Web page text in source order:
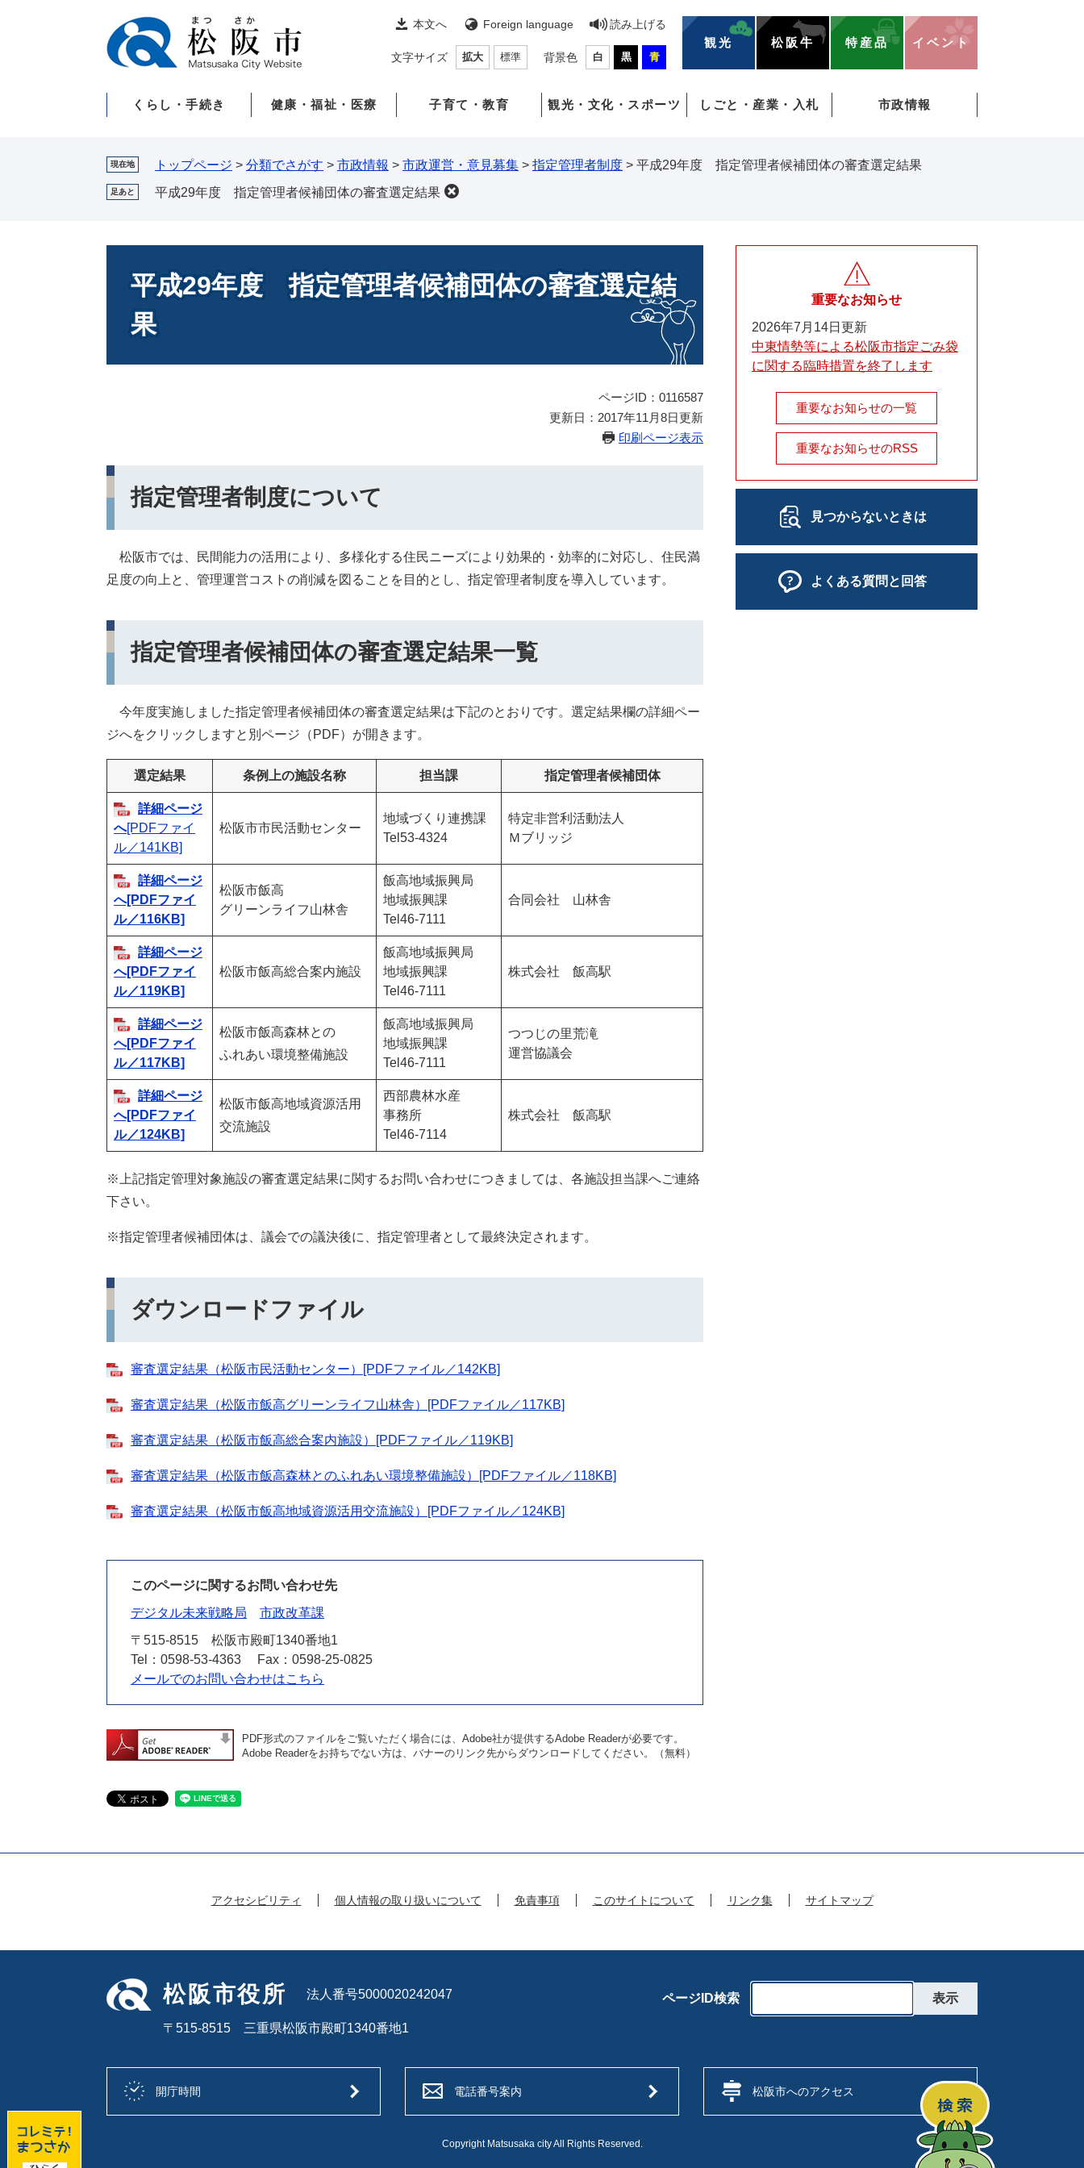
本文へ Foreign language 読み上げる
文字サイズ 拡大 標準 背景色 白 黒 青
観光 松阪牛 特産品 イベント
くらし・手続き 健康・福祉・医療 子育て・教育 観光・文化・スポーツ しごと・産業・入札 市政情報
現在地 トップページ > 分類でさがす > 市政情報 > 市政運営・意見募集 > 指定管理者制度 > 平成29年度 指定管理者候補団体の審査選定結果
足あと 平成29年度 指定管理者候補団体の審査選定結果
平成29年度 指定管理者候補団体の審査選定結
果
ページID：0116587
更新日：2017年11月8日更新
印刷ページ表示
指定管理者制度について
松阪市では、民間能力の活用により、多様化する住民ニーズにより効果的・効率的に対応し、住民満
足度の向上と、管理運営コストの削減を図ることを目的とし、指定管理者制度を導入しています。
指定管理者候補団体の審査選定結果一覧
今年度実施しました指定管理者候補団体の審査選定結果は下記のとおりです。選定結果欄の詳細ペー
ジへをクリックしますと別ページ（PDF）が開きます。
選定結果 条例上の施設名称 担当課 指定管理者候補団体
詳細ページ
へ[PDFファイ
ル／141KB]
松阪市市民活動センター
地域づくり連携課
Tel53-4324
特定非営利活動法人
Ｍブリッジ
詳細ページ
へ[PDFファイ
ル／116KB]
松阪市飯高
グリーンライフ山林舎
飯高地域振興局
地域振興課
Tel46-7111
合同会社 山林舎
詳細ページ
へ[PDFファイ
ル／119KB]
松阪市飯高総合案内施設
飯高地域振興局
地域振興課
Tel46-7111
株式会社 飯高駅
詳細ページ
へ[PDFファイ
ル／117KB]
松阪市飯高森林との
ふれあい環境整備施設
飯高地域振興局
地域振興課
Tel46-7111
つつじの里荒滝
運営協議会
詳細ページ
へ[PDFファイ
ル／124KB]
松阪市飯高地域資源活用
交流施設
西部農林水産
事務所
Tel46-7114
株式会社 飯高駅
※上記指定管理対象施設の審査選定結果に関するお問い合わせにつきましては、各施設担当課へご連絡
下さい。
※指定管理者候補団体は、議会での議決後に、指定管理者として最終決定されます。
ダウンロードファイル
審査選定結果（松阪市民活動センター）[PDFファイル／142KB]
審査選定結果（松阪市飯高グリーンライフ山林舎）[PDFファイル／117KB]
審査選定結果（松阪市飯高総合案内施設）[PDFファイル／119KB]
審査選定結果（松阪市飯高森林とのふれあい環境整備施設）[PDFファイル／118KB]
審査選定結果（松阪市飯高地域資源活用交流施設）[PDFファイル／124KB]
このページに関するお問い合わせ先
デジタル未来戦略局
市政改革課
〒515-8515
松阪市殿町1340番地1
Tel：0598-53-4363
Fax：0598-25-0825
メールでのお問い合わせはこちら
PDF形式のファイルをご覧いただく場合には、Adobe社が提供するAdobe Readerが必要です。
Adobe Readerをお持ちでない方は、バナーのリンク先からダウンロードしてください。（無料）
重要なお知らせ
2026年7月14日更新
中東情勢等による松阪市指定ごみ袋
に関する臨時措置を終了します
重要なお知らせの一覧
重要なお知らせのRSS
見つからないときは
よくある質問と回答
アクセシビリティ 個人情報の取り扱いについて 免責事項 このサイトについて リンク集 サイトマップ
松阪市役所 法人番号5000020242047
〒515-8515 三重県松阪市殿町1340番地1
ページID検索
開庁時間 電話番号案内 松阪市へのアクセス
Copyright Matsusaka city All Rights Reserved.